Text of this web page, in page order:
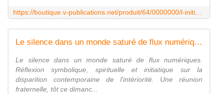
https://boutique.v-publications.net/produit/64/0000000/l-initiation-une-promesse-pour-les-jeunes-generations
Le silence dans un monde saturé de flux numériques. - Le Blog des Spiritualités
Le silence dans un monde saturé de flux numériques.
Réflexion symbolique, spirituelle et initiatique sur la
disparition contemporaine de l'intériorité. Une réunion
fraternelle, tôt ce dimanc...